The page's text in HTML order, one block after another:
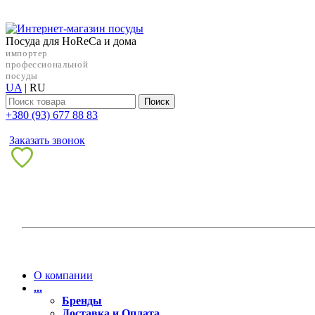
Посуда для HoReCa и дома
импортер
профессиональной
посуды
UA | RU
Поиск
+38‎0 (93) 677 88 83
Заказать звонок
О компании
...
Бренды